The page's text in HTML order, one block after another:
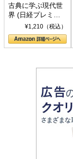
古典に学ぶ現代世
界 (日経プレミア
シリーズ)¥1,210（税込）